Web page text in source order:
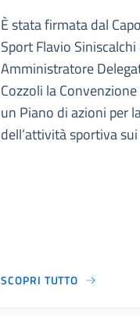
È stata firmata dal
Sport Flavio
Amministratore
Cozzoli la
un Piano di azioni per
dell’attività sportiva
SCOPRI TUTTO